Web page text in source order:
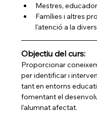
Mestres,
Famílies i altres
l'atenció a la
Objectiu del curs:
Proporcionar
per identificar i
tant en entorns
fomentant el
l'alumnat afectat.